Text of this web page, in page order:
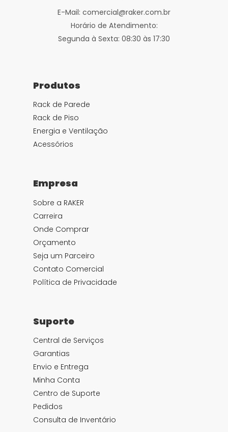
E-Mail: comercial@raker.com.br
Horário de Atendimento:
Segunda à Sexta: 08:30 às 17:30
Produtos
Rack de Parede
Rack de Piso
Energia e Ventilação
Acessórios
Empresa
Sobre a RAKER
Carreira
Onde Comprar
Orçamento
Seja um Parceiro
Contato Comercial
Política de Privacidade
Suporte
Central de Serviços
Garantias
Envio e Entrega
Minha Conta
Centro de Suporte
Pedidos
Consulta de Inventário